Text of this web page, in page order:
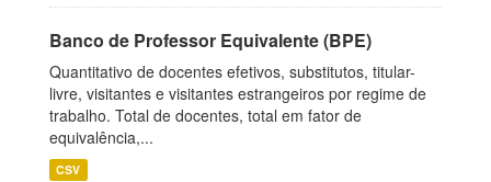
Banco de Professor Equivalente (BPE)
Quantitativo de docentes efetivos, substitutos, titular-
livre, visitantes e visitantes estrangeiros por regime de
trabalho. Total de docentes, total em fator de
equivalência,...
CSV